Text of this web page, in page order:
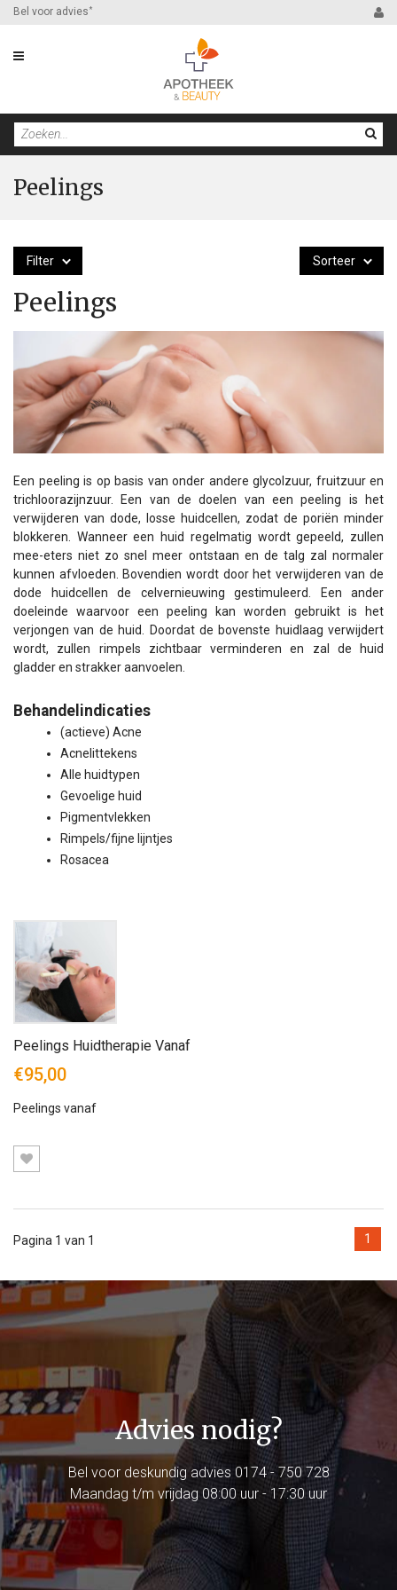
Bel voor advies *
Peelings
Filter Sorteer
Peelings
Een peeling is op basis van onder andere glycolzuur, fruitzuur en
trichloorazijnzuur. Een van de doelen van een peeling is het
verwijderen van dode, losse huidcellen, zodat de poriën minder
blokkeren. Wanneer een huid regelmatig wordt gepeeld, zullen
mee-eters niet zo snel meer ontstaan en de talg zal normaler
kunnen afvloeden. Bovendien wordt door het verwijderen van de
dode huidcellen de celvernieuwing gestimuleerd. Een ander
doeleinde waarvoor een peeling kan worden gebruikt is het
verjongen van de huid. Doordat de bovenste huidlaag verwijdert
wordt, zullen rimpels zichtbaar verminderen en zal de huid
gladder en strakker aanvoelen.
Behandelindicaties
(actieve) Acne
Acnelittekens
Alle huidtypen
Gevoelige huid
Pigmentvlekken
Rimpels/fijne lijntjes
Rosacea
Peelings Huidtherapie Vanaf
€95,00
Peelings vanaf
Pagina 1 van 1 1
Advies nodig?
Bel voor deskundig advies 0174 - 750 728
Maandag t/m vrijdag 08:00 uur - 17:30 uur